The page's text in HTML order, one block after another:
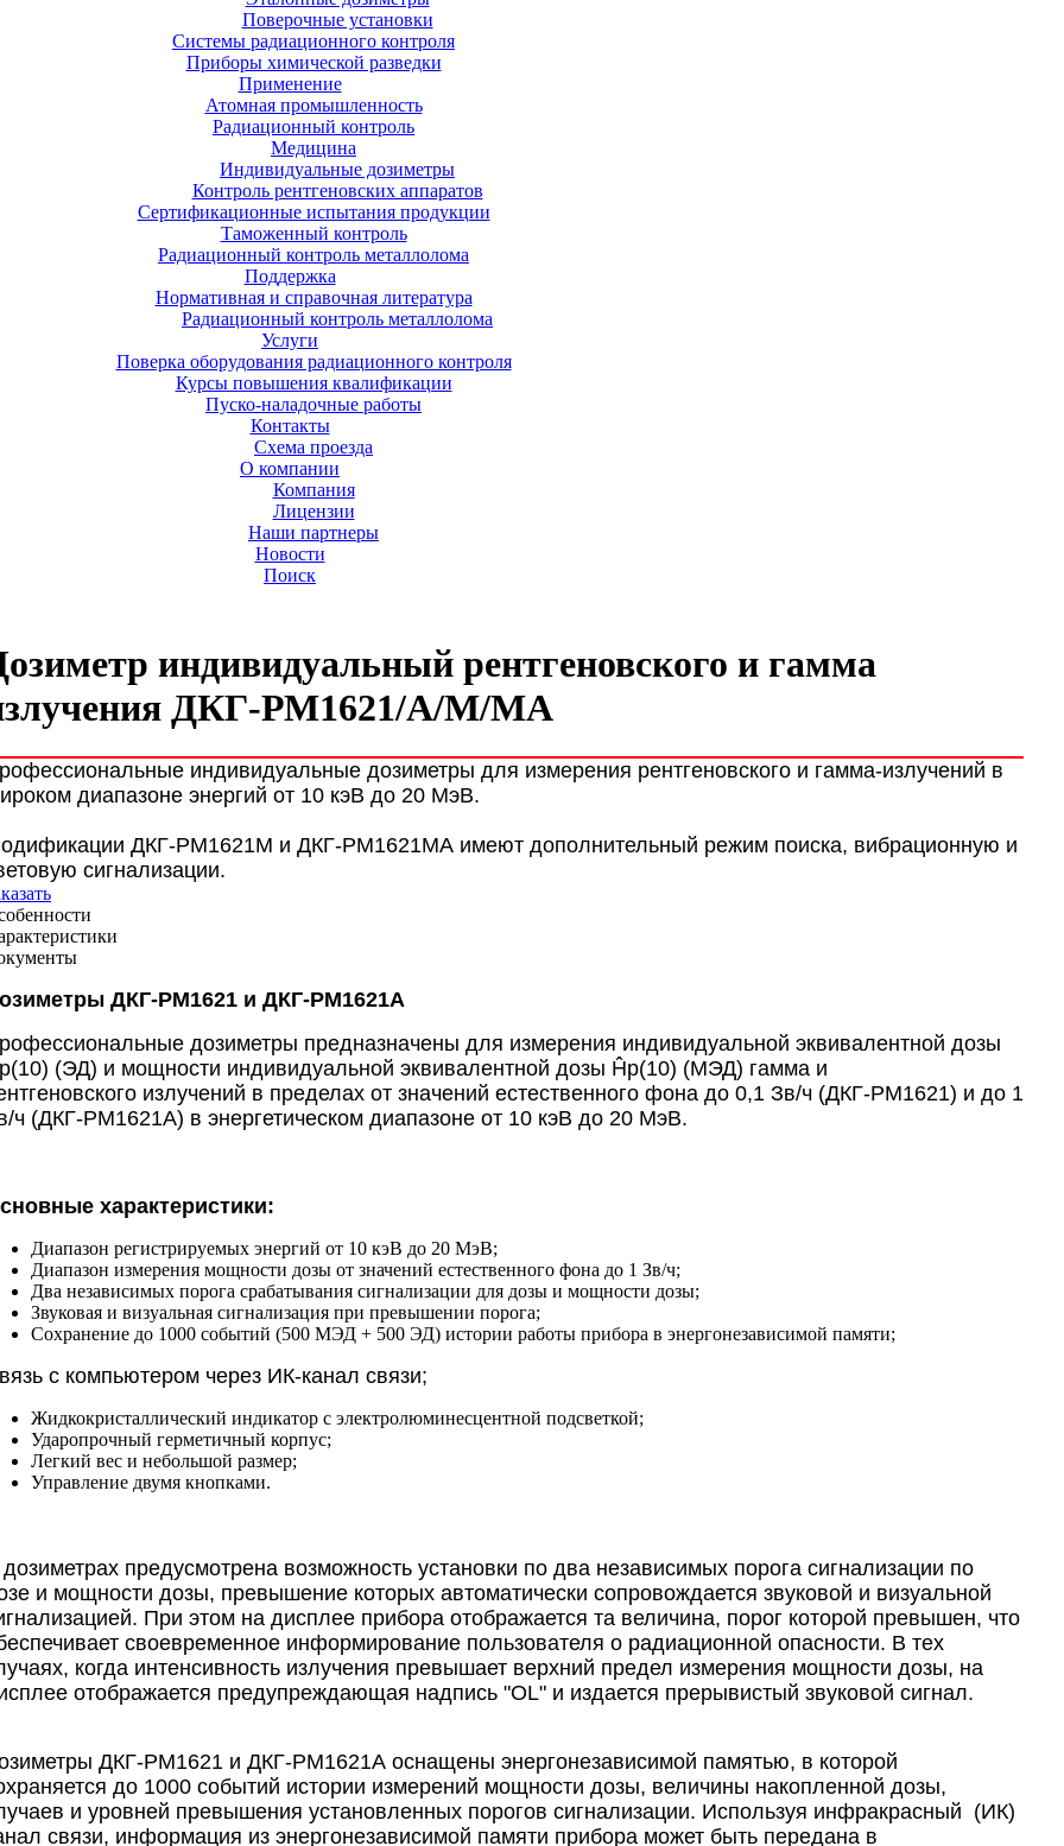
Поверочные установки
Системы радиационного контроля
Приборы химической разведки
Применение
Атомная промышленность
Радиационный контроль
Медицина
Индивидуальные дозиметры
Контроль рентгеновских аппаратов
Сертификационные испытания продукции
Таможенный контроль
Радиационный контроль металлолома
Поддержка
Нормативная и справочная литература
Радиационный контроль металлолома
Услуги
Поверка оборудования радиационного контроля
Курсы повышения квалификации
Пуско-наладочные работы
Контакты
Схема проезда
О компании
Компания
Лицензии
Наши партнеры
Новости
Поиск
индивидуальный рентгеновского и гамма
ДКГ-РМ1621/A/M/MA
индивидуальные дозиметры для измерения рентгеновского и гамма-излучений в
диапазоне энергий от 10 кэВ до 20 МэВ.
ДКГ-РМ1621М и ДКГ-РМ1621МА имеют дополнительный режим поиска, вибрационную и
сигнализации.
ДКГ-РМ1621 и ДКГ-РМ1621A
дозиметры предназначены для измерения индивидуальной эквивалентной дозы
(ЭД) и мощности индивидуальной эквивалентной дозы Ĥp(10) (МЭД) гамма и
излучений в пределах от значений естественного фона до 0,1 Зв/ч (ДКГ-РМ1621) и до 1
ч (ДКГ-РМ1621A) в энергетическом диапазоне от 10 кэВ до 20 МэВ.
характеристики:
Диапазон регистрируемых энергий от 10 кэВ до 20 МэВ;
Диапазон измерения мощности дозы от значений естественного фона до 1 Зв/ч;
Два независимых порога срабатывания сигнализации для дозы и мощности дозы;
Звуковая и визуальная сигнализация при превышении порога;
Сохранение до 1000 событий (500 МЭД + 500 ЭД) истории работы прибора в энергонезависимой памяти;
с компьютером через ИК-канал связи;
Жидкокристаллический индикатор с электролюминесцентной подсветкой;
Ударопрочный герметичный корпус;
Легкий вес и небольшой размер;
Управление двумя кнопками.
предусмотрена возможность установки по два независимых порога сигнализации по
и мощности дозы, превышение которых автоматически сопровождается звуковой и визуальной
При этом на дисплее прибора отображается та величина, порог которой превышен, что
своевременное информирование пользователя о радиационной опасности. В тех
когда интенсивность излучения превышает верхний предел измерения мощности дозы, на
отображается предупреждающая надпись "OL" и издается прерывистый звуковой сигнал.
ДКГ-РМ1621 и ДКГ-РМ1621А оснащены энергонезависимой памятью, в которой
до 1000 событий истории измерений мощности дозы, величины накопленной дозы,
и уровней превышения установленных порогов сигнализации. Используя инфракрасный (ИК)
связи, информация из энергонезависимой памяти прибора может быть передана в